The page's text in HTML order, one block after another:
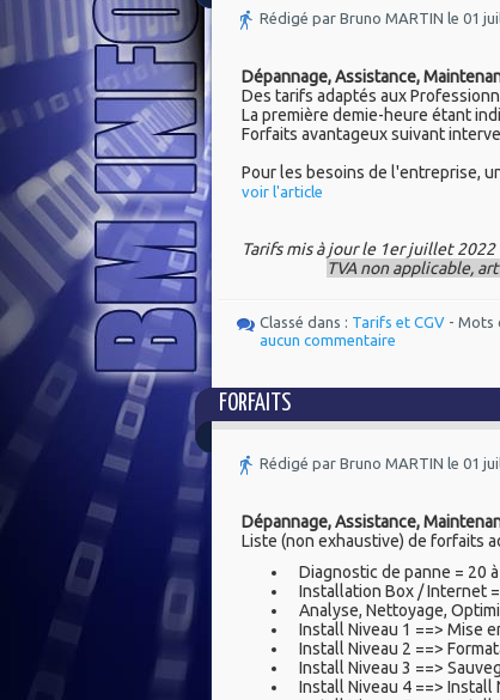
Rédigé par Bruno MARTIN le 01
Dépannage, Assistance,
Des tarifs adaptés aux
La première demie-heure étant
Forfaits avantageux suivant
Pour les besoins de l'entreprise,
voir l'article
Tarifs mis à jour le 1er juillet 2022
TVA non applicable,
Classé dans : Tarifs et CGV - Mots
aucun commentaire
FORFAITS
Rédigé par Bruno MARTIN le 01
Dépannage, Assistance,
Liste (non exhaustive) de forfaits
Diagnostic de panne = 20
Installation Box / Internet
Analyse, Nettoyage,
Install Niveau 1 ==> Mise
Install Niveau 2 ==>
Install Niveau 3 ==>
Install Niveau 4 ==> Install